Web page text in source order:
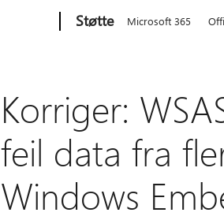
Støtte Microsoft 365
Korriger:
feil data fra
Windows